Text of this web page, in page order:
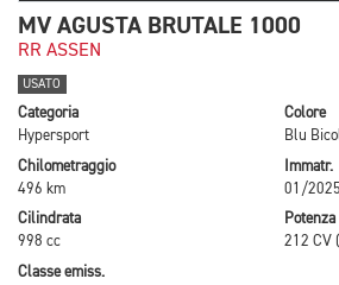
MV AGUSTA BRUTALE 1000
RR ASSEN
USATO
Categoria
Hypersport
Colore
Blu
Chilometraggio
496 km
Immatr.
01/2025
Cilindrata
998 cc
Potenza
212 CV
Classe emiss.